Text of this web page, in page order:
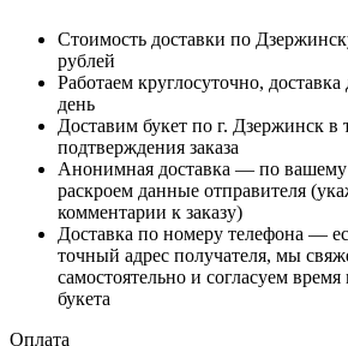
Стоимость доставки по
рублей
Работаем круглосуточно,
день
Доставим букет по г. Дзержинск в
подтверждения заказа
Анонимная доставка — по
раскроем данные отправителя
комментарии к заказу)
Доставка по номеру телефона —
точный адрес получателя, мы
самостоятельно и согласуем
букета
Оплата